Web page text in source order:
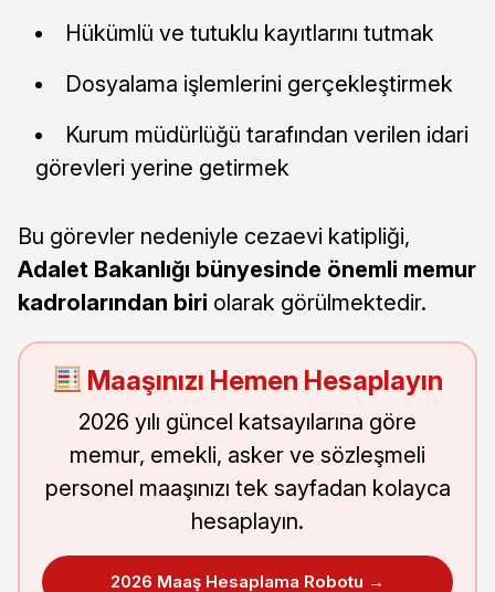
Hükümlü ve tutuklu kayıtlarını tutmak
Dosyalama işlemlerini gerçekleştirmek
Kurum müdürlüğü tarafından verilen idari
görevleri yerine getirmek
Bu görevler nedeniyle cezaevi katipliği,
Adalet Bakanlığı bünyesinde önemli memur
kadrolarından biri olarak görülmektedir.
Maaşınızı Hemen Hesaplayın
2026 yılı güncel katsayılarına göre
memur, emekli, asker ve sözleşmeli
personel maaşınızı tek sayfadan kolayca
hesaplayın.
2026 Maaş Hesaplama Robotu →